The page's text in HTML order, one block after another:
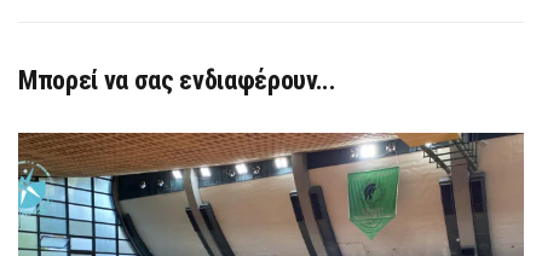
Μπορεί να σας ενδιαφέρουν...